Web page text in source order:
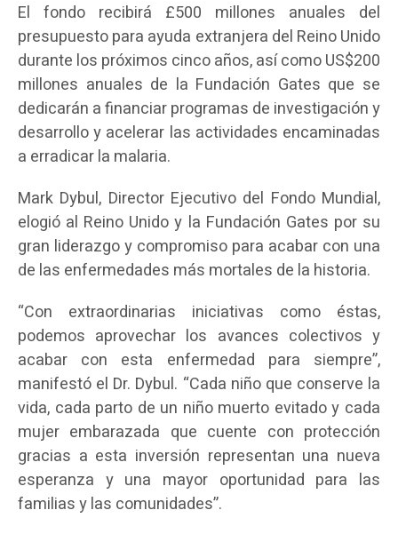
El fondo recibirá £500 millones anuales del
presupuesto para ayuda extranjera del Reino Unido
durante los próximos cinco años, así como US$200
millones anuales de la Fundación Gates que se
dedicarán a financiar programas de investigación y
desarrollo y acelerar las actividades encaminadas
a erradicar la malaria.
Mark Dybul, Director Ejecutivo del Fondo Mundial,
elogió al Reino Unido y la Fundación Gates por su
gran liderazgo y compromiso para acabar con una
de las enfermedades más mortales de la historia.
“Con extraordinarias iniciativas como éstas,
podemos aprovechar los avances colectivos y
acabar con esta enfermedad para siempre”,
manifestó el Dr. Dybul. “Cada niño que conserve la
vida, cada parto de un niño muerto evitado y cada
mujer embarazada que cuente con protección
gracias a esta inversión representan una nueva
esperanza y una mayor oportunidad para las
familias y las comunidades”.